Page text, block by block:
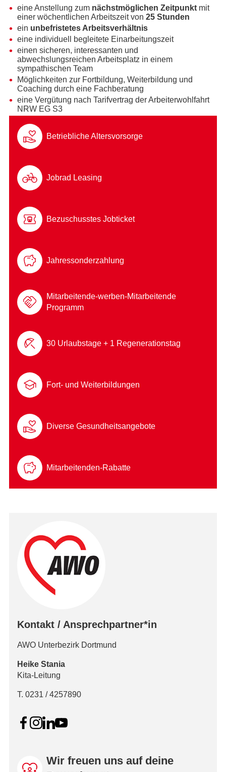
eine Anstellung zum nächstmöglichen Zeitpunktmit
einer wöchentlichen Arbeitszeit von 25 Stunden
ein unbefristetes Arbeitsverhältnis
eine individuell begleitete Einarbeitungszeit
einen sicheren, interessanten und
abwechslungsreichen Arbeitsplatz in einem
sympathischen Team
Möglichkeiten zur Fortbildung, Weiterbildung und
Coaching durch eine Fachberatung
eine Vergütung nach Tarifvertrag der Arbeiterwohlfahrt
NRW EG S3
Betriebliche Altersvorsorge
Jobrad Leasing
Bezuschusstes Jobticket
Jahressonderzahlung
Mitarbeitende-werben-Mitarbeitende
Programm
30 Urlaubstage + 1 Regenerationstag
Fort- und Weiterbildungen
Diverse Gesundheitsangebote
Mitarbeitenden-Rabatte
Kontakt / Ansprechpartner*in
AWO Unterbezirk Dortmund
Heike Stania
Kita-Leitung
T. 0231 / 4257890
Wir freuen uns auf deine